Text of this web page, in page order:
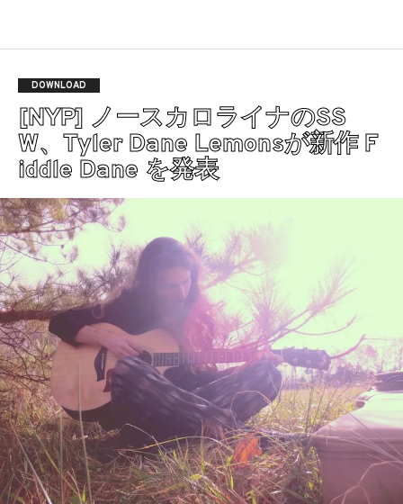
DOWNLOAD
[NYP] ノースカロライナのSS
W、Tyler Dane Lemonsが新作 F
iddle Dane を発表